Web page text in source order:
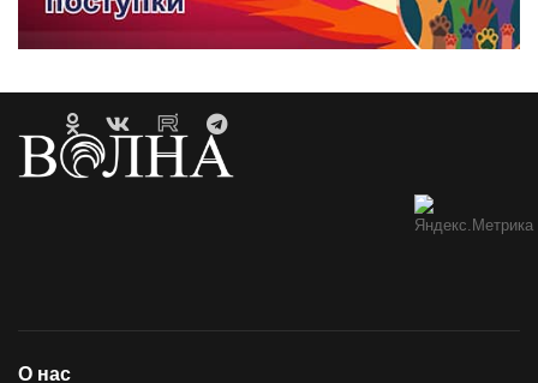
О нас